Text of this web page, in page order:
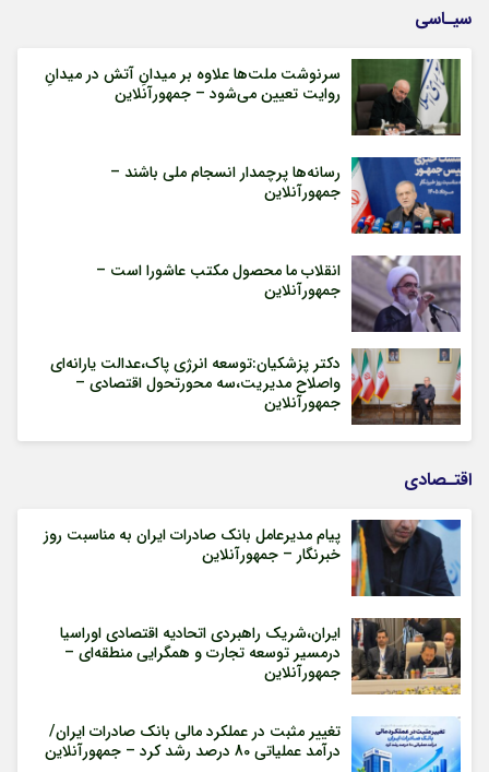
سیـاسی
سرنوشت ملت‌ها علاوه بر میدانِ آتش در میدانِ
روایت تعیین می‌شود – جمهورآنلاین
رسانه‌ها پرچمدار انسجام ملی باشند –
جمهورآنلاین
انقلاب ما محصول مکتب عاشورا است –
جمهورآنلاین
دکتر پزشکیان:توسعه انرژی پاک،عدالت یارانه‌ای
واصلاح مدیریت،سه محورتحول اقتصادی –
جمهورآنلاین
اقتـصادی
پیام مدیرعامل بانک صادرات ایران به مناسبت روز
خبرنگار – جمهورآنلاین
ایران،شریک راهبردی اتحادیه اقتصادی اوراسیا
درمسیر توسعه تجارت و همگرایی منطقه‌ای –
جمهورآنلاین
تغییر مثبت در عملکرد مالی بانک صادرات ایران/
درآمد عملیاتی 80 درصد رشد کرد – جمهورآنلاین